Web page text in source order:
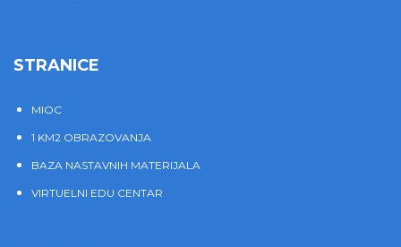
STRANICE
MIOC
1 KM2 OBRAZOVANJA
BAZA NASTAVNIH MATERIJALA
VIRTUELNI EDU CENTAR